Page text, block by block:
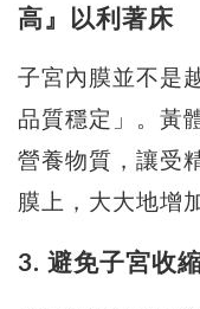
高』以利著床
子宮內膜並不是
品質穩定」。黃
營養物質，讓受
膜上，大大地增
3. 避免子宮收